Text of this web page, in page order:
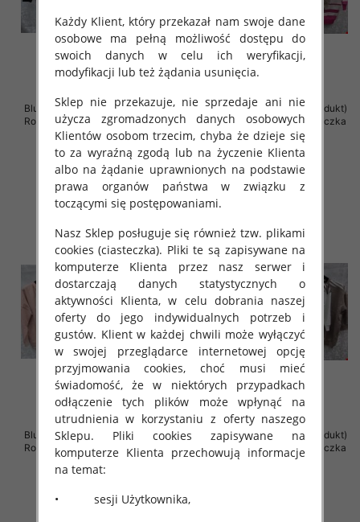
Bluzki damskie ( Turecki produkt)
Roz Standard , Mix Kolor .Paczka
12 szt
42.00 zł
szczegóły
Bluzki damskie ( Turecki produkt)
Roz Standard , Mix Kolor .Paczka
12 szt
41.00 zł
szczegóły
Bluzki damskie ( Turecki produkt)
Roz Standard , Mix Kolor .Paczka
12 szt
szczegóły
Bluzki damskie ( Turecki produkt)
Roz Standard , Mix Kolor .Paczka
12 szt
Każdy Klient, który przekazał nam swoje dane
osobowe ma pełną możliwość dostępu do
swoich danych w celu ich weryfikacji,
modyfikacji lub też żądania usunięcia.
Sklep nie przekazuje, nie sprzedaje ani nie
użycza zgromadzonych danych osobowych
Klientów osobom trzecim, chyba że dzieje się
to za wyraźną zgodą lub na życzenie Klienta
albo na żądanie uprawnionych na podstawie
prawa organów państwa w związku z
toczącymi się postępowaniami.
Nasz Sklep posługuje się również tzw. plikami
cookies (ciasteczka). Pliki te są zapisywane na
komputerze Klienta przez nasz serwer i
dostarczają danych statystycznych o
aktywności Klienta, w celu dobrania naszej
oferty do jego indywidualnych potrzeb i
gustów. Klient w każdej chwili może wyłączyć
w swojej przeglądarce internetowej opcję
przyjmowania cookies, choć musi mieć
świadomość, że w niektórych przypadkach
odłączenie tych plików może wpłynąć na
utrudnienia w korzystaniu z oferty naszego
Sklepu. Pliki cookies zapisywane na
komputerze Klienta przechowują informacje
na temat:
• sesji Użytkownika,